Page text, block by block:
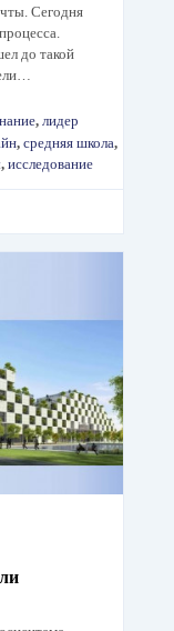
Сегодня
до такой
, лидер
, средняя школа,
, исследование